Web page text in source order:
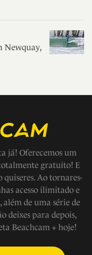
Newquay,
já! Oferecemos um
gratuito! E
quiseres. Ao tornares-
acesso ilimitado e
além de uma série de
deixes para depois,
Beachcam + hoje!